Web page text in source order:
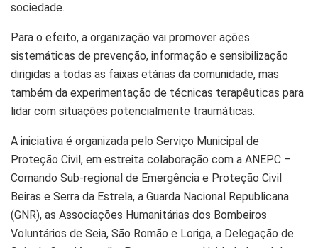
sociedade.
Para o efeito, a organização vai promover ações
sistemáticas de prevenção, informação e sensibilização
dirigidas a todas as faixas etárias da comunidade, mas
também da experimentação de técnicas terapêuticas para
lidar com situações potencialmente traumáticas.
A iniciativa é organizada pelo Serviço Municipal de
Proteção Civil, em estreita colaboração com a ANEPC –
Comando Sub-regional de Emergência e Proteção Civil
Beiras e Serra da Estrela, a Guarda Nacional Republicana
(GNR), as Associações Humanitárias dos Bombeiros
Voluntários de Seia, São Romão e Loriga, a Delegação de